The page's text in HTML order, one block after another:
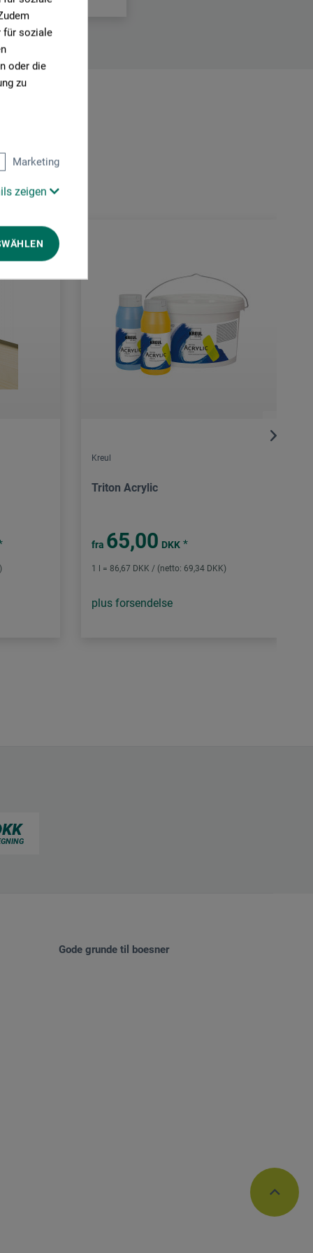
für soziale
oder die
zu
Marketing
zeigen
Kreul
Triton Acrylic
fra 65,00 DKK *
1 l = 86,67 DKK / (netto: 69,34 DKK)
plus forsendelse
Gode grunde til boesner